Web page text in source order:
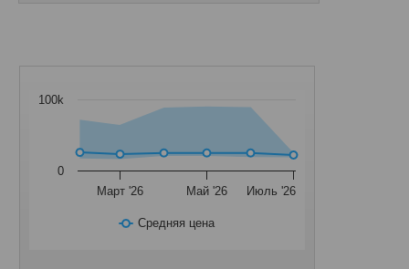
Средняя цена
Март '26 Май '26 Июль '26
0
100k